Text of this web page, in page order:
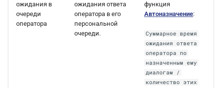
ожидания в
очереди
оператора
ожидания ответа
оператора в его
персональной
очереди.
функция
Автоназначение:
Суммарное время
ожидания ответа
оператора по
назначенным ему
диалогам /
количество этих